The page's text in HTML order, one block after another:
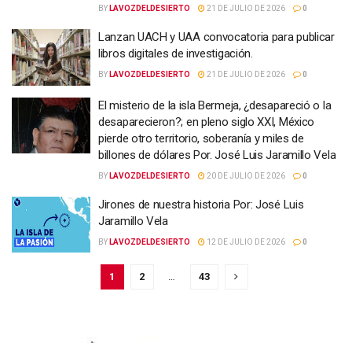
BY LAVOZDELDESIERTO 21 DE JULIO DE 2026 0
Lanzan UACH y UAA convocatoria para publicar
libros digitales de investigación.
BY LAVOZDELDESIERTO 21 DE JULIO DE 2026 0
El misterio de la isla Bermeja, ¿desapareció o la
desaparecieron?; en pleno siglo XXI, México
pierde otro territorio, soberanía y miles de
billones de dólares Por. José Luis Jaramillo Vela
BY LAVOZDELDESIERTO 20 DE JULIO DE 2026 0
Jirones de nuestra historia Por: José Luis
Jaramillo Vela
BY LAVOZDELDESIERTO 12 DE JULIO DE 2026 0
1 2 … 43